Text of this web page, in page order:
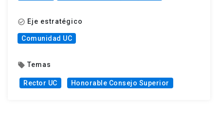
check_circle_outline Eje estratégico
Comunidad UC
local_offer Temas
Rector UC Honorable Consejo Superior